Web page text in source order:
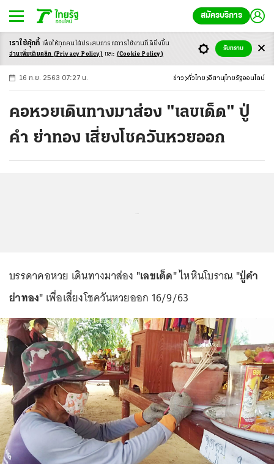
สมัครบริการ
-ก ก ก+
16 ก.ย. 2563 07:27 น. ข่าว ทั่วไทย อีสาน ไทยรัฐออนไลน์
คอหวยเดินทางมาส่อง "เลขเด็ด" ปู่
คำ ย่าทอง เสี่ยงโชควันหวยออก
บรรดาคอหวย เดินทางมาส่อง "เลขเด็ด"ไหหินโบราณ "ปู่คำ
ย่าทอง" เพื่อเสี่ยงโชควันหวยออก 16/9/63
เราใช้คุ้กกี้ เพื่อให้ทุกคนได้ประสบการณ์การใช้งานที่ดียิ่งขึ้น
อ่านเพิ่มเติมคลิก (Privacy Policy) และ (Cookie Policy)
รับทราบ